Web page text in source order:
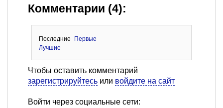
Комментарии (4):
Последние
Первые
Лучшие
Чтобы оставить комментарий
зарегистрируйтесь или войдите на сайт
Войти через социальные сети: